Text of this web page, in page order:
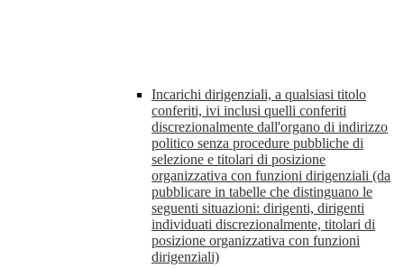
Incarichi dirigenziali, a qualsiasi titolo
conferiti, ivi inclusi quelli conferiti
discrezionalmente dall'organo di indirizzo
politico senza procedure pubbliche di
selezione e titolari di posizione
organizzativa con funzioni dirigenziali (da
pubblicare in tabelle che distinguano le
seguenti situazioni: dirigenti, dirigenti
individuati discrezionalmente, titolari di
posizione organizzativa con funzioni
dirigenziali)